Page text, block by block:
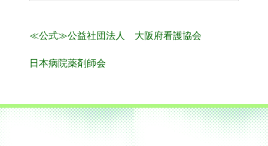
≪公式≫公益社団法人 大阪府看護協会
日本病院薬剤師会